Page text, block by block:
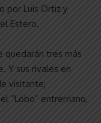
por Luis Ortiz y
Estero.
quedarán tres más
Y sus rivales en
visitante;
“Lobo” entrerriano,